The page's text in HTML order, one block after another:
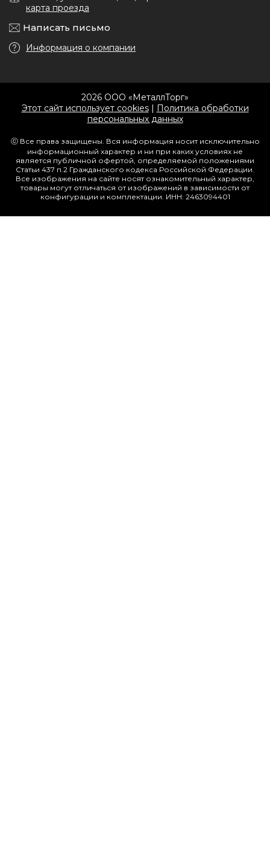
карта проезда
Написать письмо
Информация о компании
2026 ООО «МеталлТорг»
Этот сайт использует cookies| Политика обработки
персональных данных
ⓒ Все права защищены. Вся информация носит исключительно
информационный характер и ни при каких условиях не
является публичной офертой, определяемой положениями
Статьи 437 п.2 Гражданского кодекса Российской Федерации.
Все изображения на сайте носят ознакомительный характер,
товары могут отличаться от изображений в зависимости от
конфигурации и комплектации. ИНН: 2463094401